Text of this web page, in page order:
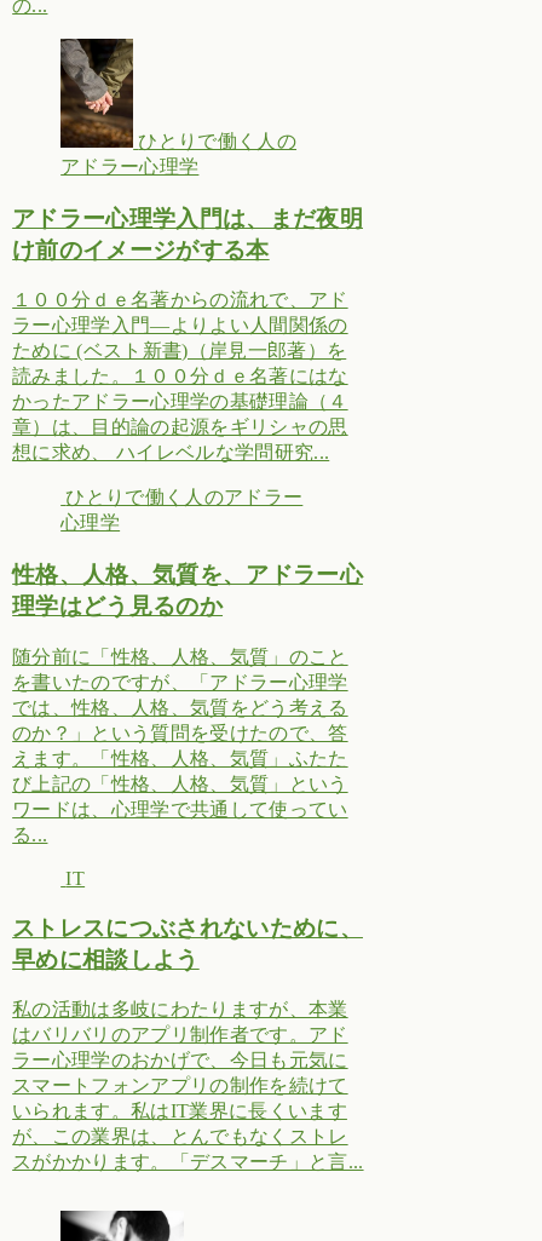
の...
ひとりで働く人の
アドラー心理学
アドラー心理学入門は、まだ夜明
け前のイメージがする本
１００分ｄｅ名著からの流れで、アド
ラー心理学入門―よりよい人間関係の
ために (ベスト新書)（岸見一郎著）を
読みました。１００分ｄｅ名著にはな
かったアドラー心理学の基礎理論（４
章）は、目的論の起源をギリシャの思
想に求め、 ハイレベルな学問研究...
ひとりで働く人のアドラー
心理学
性格、人格、気質を、アドラー心
理学はどう見るのか
随分前に「性格、人格、気質」のこと
を書いたのですが、「アドラー心理学
では、性格、人格、気質をどう考える
のか？」という質問を受けたので、答
えます。「性格、人格、気質」ふたた
び上記の「性格、人格、気質」という
ワードは、心理学で共通して使ってい
る...
IT
ストレスにつぶされないために、
早めに相談しよう
私の活動は多岐にわたりますが、本業
はバリバリのアプリ制作者です。アド
ラー心理学のおかげで、今日も元気に
スマートフォンアプリの制作を続けて
いられます。私はIT業界に長くいます
が、この業界は、とんでもなくストレ
スがかかります。「デスマーチ」と言...